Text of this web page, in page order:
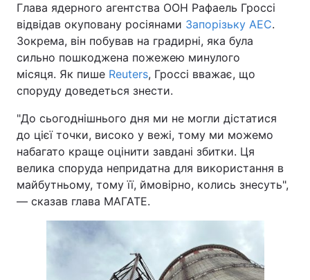
Глава ядерного агентства ООН Рафаель Гроссі
відвідав окуповану росіянами Запорізьку АЕС.
Зокрема, він побував на градирні, яка була
сильно пошкоджена пожежею минулого
місяця. Як пише Reuters, Гроссі вважає, що
споруду доведеться знести.
"До сьогоднішнього дня ми не могли дістатися
до цієї точки, високо у вежі, тому ми можемо
набагато краще оцінити завдані збитки. Ця
велика споруда непридатна для використання в
майбутньому, тому її, ймовірно, колись знесуть",
— сказав глава МАГАТЕ.